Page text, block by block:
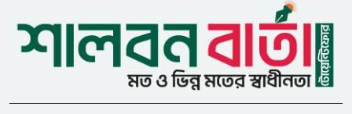
সহযোগিতা চাইলেন সাইফুল ইসলাম